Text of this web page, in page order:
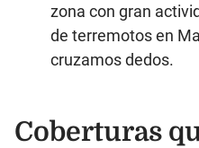
zona con gran
de terremotos en
cruzamos dedos.
Coberturas